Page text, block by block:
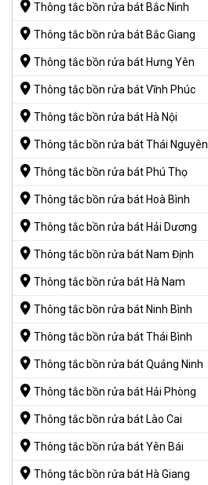
Thông tắc bồn rửa bát Bắc Ninh
Thông tắc bồn rửa bát Bắc Giang
Thông tắc bồn rửa bát Hưng Yên
Thông tắc bồn rửa bát Vĩnh Phúc
Thông tắc bồn rửa bát Hà Nội
Thông tắc bồn rửa bát Thái Nguyên
Thông tắc bồn rửa bát Phú Thọ
Thông tắc bồn rửa bát Hoà Bình
Thông tắc bồn rửa bát Hải Dương
Thông tắc bồn rửa bát Nam Định
Thông tắc bồn rửa bát Hà Nam
Thông tắc bồn rửa bát Ninh Bình
Thông tắc bồn rửa bát Thái Bình
Thông tắc bồn rửa bát Quảng Ninh
Thông tắc bồn rửa bát Hải Phòng
Thông tắc bồn rửa bát Lào Cai
Thông tắc bồn rửa bát Yên Bái
Thông tắc bồn rửa bát Hà Giang